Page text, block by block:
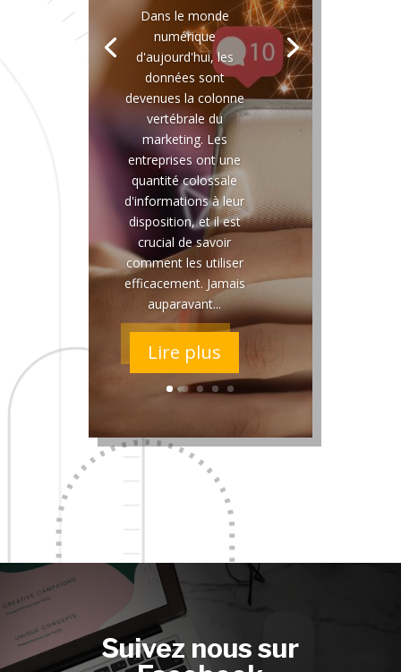
Dans le monde
numérique
d'aujourd'hui, les
données sont
devenues la colonne
vertébrale du
marketing. Les
entreprises ont une
quantité colossale
d'informations à leur
disposition, et il est
crucial de savoir
comment les utiliser
efficacement. Jamais
auparavant...
Lire plus
Suivez nous sur